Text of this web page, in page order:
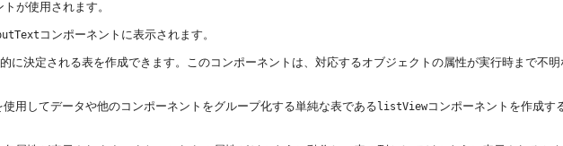
が使用されます。
コンポーネントに表示されます。
に決定される表を作成できます。このコンポーネントは、対応するオブジェクトの属性が実行時まで不
用してデータや他のコンポーネントをグループ化する単純な表である listViewコンポーネントを作成す